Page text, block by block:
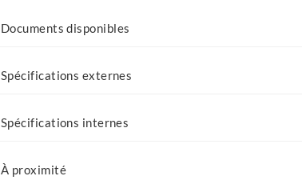
Documents disponibles
Spécifications externes
Spécifications internes
À proximité